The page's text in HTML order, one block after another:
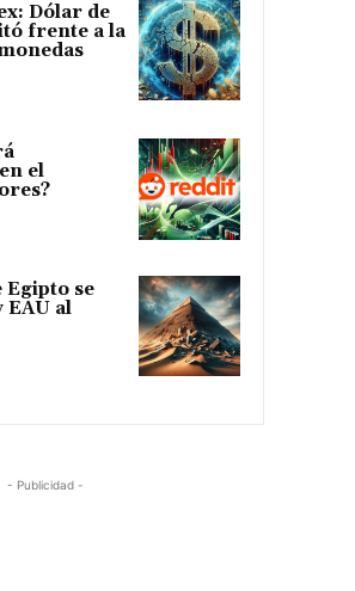
Dólar de
frente a la
el
Egipto se
EAU al
- Publicidad -